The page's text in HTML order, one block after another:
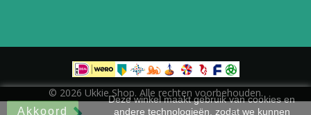
Akkoord
Deze winkel maakt gebruik van cookies en
andere technologieën, zodat we kunnen
© 2026 Ukkie Shop. Alle rechten voorbehouden.